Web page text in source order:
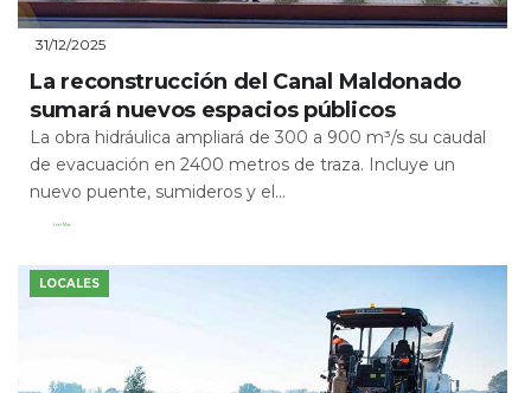
31/12/2025
La reconstrucción del Canal Maldonado
sumará nuevos espacios públicos
La obra hidráulica ampliará de 300 a 900 m³/s su caudal
de evacuación en 2400 metros de traza. Incluye un
nuevo puente, sumideros y el...
Leer Más
LOCALES